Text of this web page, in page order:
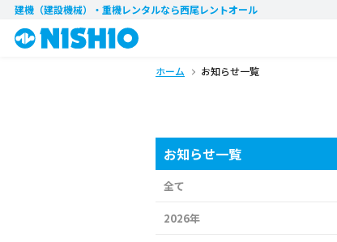
建機（建設機械）・重機レンタルなら西尾レントオール
ホーム お知らせ一覧
お知らせ一覧
全て
2026年